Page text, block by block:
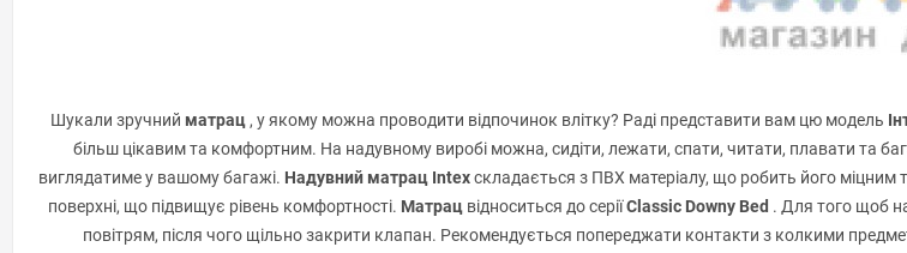
Шукали зручний матрац, у якому можна проводити відпочинок влітку? Раді представити вам цю модель
більш цікавим та комфортним. На надувному виробі можна, сидіти, лежати, спати, читати, плавати та
виглядатиме у вашому багажі. Надувний матрац Intexскладається з ПВХ матеріалу, що робить його
поверхні, що підвищує рівень комфортності. Матрацвідноситься до серіїClassic Downy Bed . Для того щоб
повітрям, після чого щільно закрити клапан. Рекомендується попереджати контакти з колкими